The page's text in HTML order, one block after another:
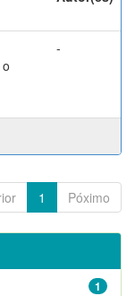
-
1 Póximo
1